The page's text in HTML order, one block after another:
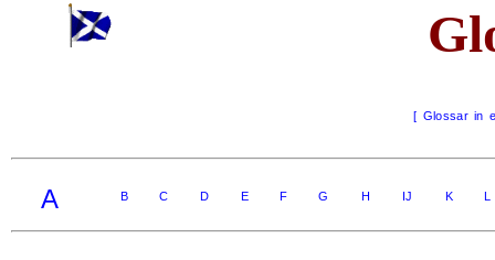
[ Glossar in
A B C D E F G H IJ K L